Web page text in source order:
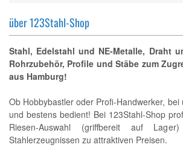
über 123Stahl-Shop
Stahl, Edelstahl und NE-Metalle, Draht
Rohrzubehör, Profile und Stäbe zum
aus Hamburg!
Ob Hobbybastler oder Profi-Handwerker, bei
und bestens bedient! Bei 123Stahl-Shop
Riesen-Auswahl (griffbereit auf
Stahlerzeugnissen zu attraktiven Preisen.